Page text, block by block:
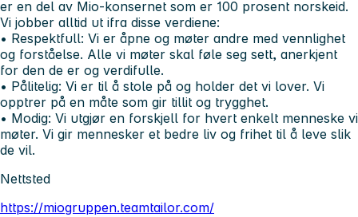
er en del av Mio-konsernet som er 100 prosent norskeid.
Vi jobber alltid ut ifra disse verdiene:
• Respektfull: Vi er åpne og møter andre med vennlighet
og forståelse. Alle vi møter skal føle seg sett, anerkjent
for den de er og verdifulle.
• Pålitelig: Vi er til å stole på og holder det vi lover. Vi
opptrer på en måte som gir tillit og trygghet.
• Modig: Vi utgjør en forskjell for hvert enkelt menneske vi
møter. Vi gir mennesker et bedre liv og frihet til å leve slik
de vil.
Nettsted
https://miogruppen.teamtailor.com/